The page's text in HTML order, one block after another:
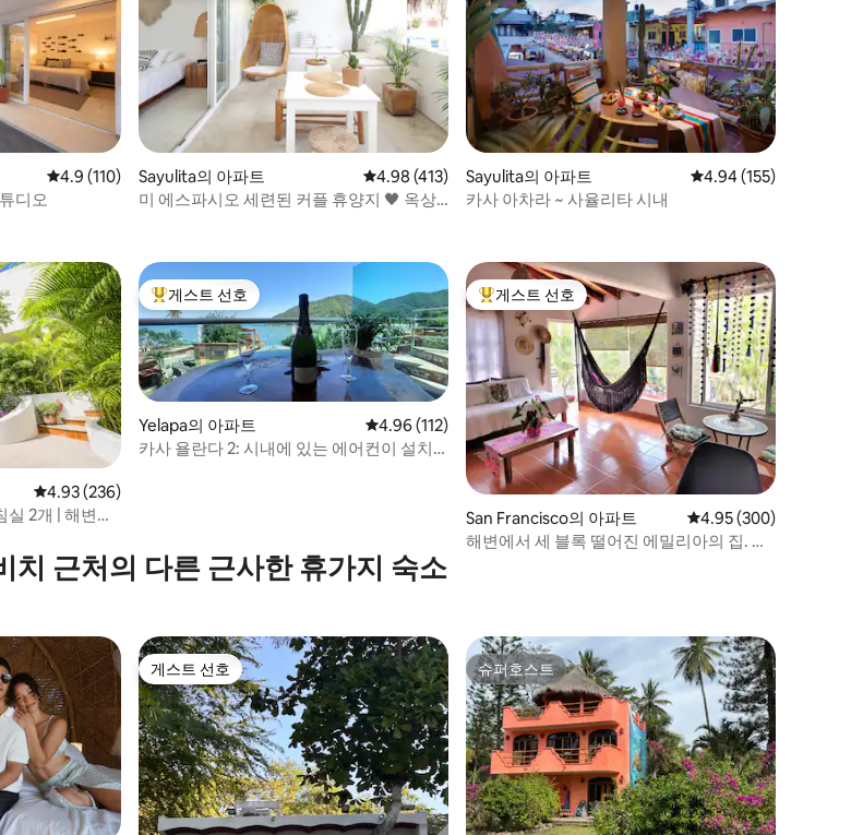
평점 4.9점(5점 만점), 후기 110개
4.9 (110)
디오
Sayulita의 아파트 평점 4.98점(5점 만점), 후기 413개
4.98 (413)
미 에스파시오 세련된 커플 휴양지 🖤 옥상/
Sayulita의 아파트 평점 4.94점(5점 만점),
4.94 (155)
카사 아차라 ~ 사율리타 시내
평점 4.93점(5점 만점), 후기 236개
4.93 (236)
2개 | 해변까
상위 게스트 선호
게스트 선호
Yelapa의 아파트 평점 4.96점(5점 만점), 후기 112개
4.96 (112)
카사 욜란다 2: 시내에 있는 에어컨이 설치
상위 게스트 선호
게스트 선호
San Francisco의 아파트 평점 4.95점(5점 만점),
4.95 (300)
해변에서 세 블록 떨어진 에밀리아의 집. 산
치 근처의 다른 근사한 휴가지 숙소
게스트 선호
게스트 선호 슈퍼호스트
슈퍼호스트